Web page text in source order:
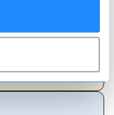
Bewertungen
eines Lehrers. Sie
einen
welche Arten von
früher gegeben hat.